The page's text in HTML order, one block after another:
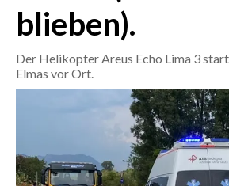
RISULTATI E CLASSIFICHE
CALCIO REGIONALE
BASKET
TENNIS
blieben).
Der Helikopter Areus Echo Lima 3
Elmas vor Ort.